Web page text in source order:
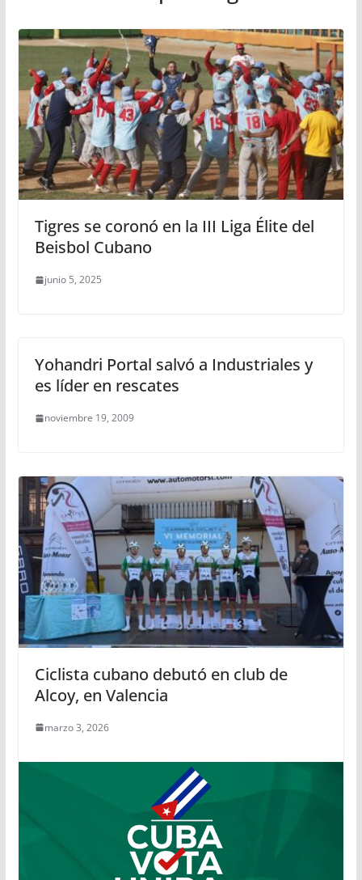
Tigres se coronó en la III Liga Élite del
Beisbol Cubano
junio 5, 2025
Yohandri Portal salvó a Industriales y
es líder en rescates
noviembre 19, 2009
Ciclista cubano debutó en club de
Alcoy, en Valencia
marzo 3, 2026